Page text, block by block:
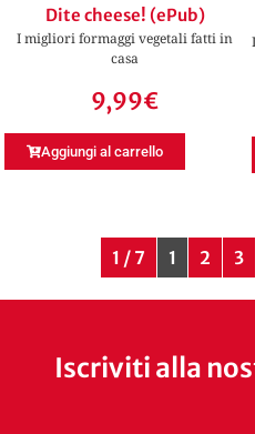
Dite cheese! (ePub)
I migliori formaggi vegetali fatti in
casa
9,99€
Aggiungi al carrello
1 / 7 1 2 3
Iscriviti alla